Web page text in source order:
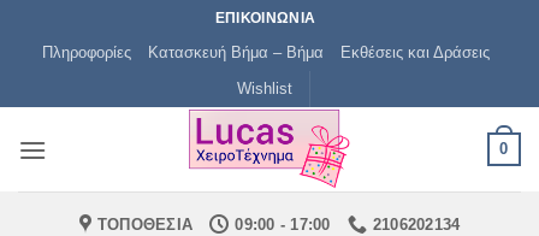
ΕΠΙΚΟΙΝΩΝΙΑ
Πληροφορίες Κατασκευή Βήμα – Βήμα
Εκθέσεις και Δράσεις
Wishlist
0
ΤΟΠΟΘΕΣΙΑ 09:00 - 17:00 2106202134